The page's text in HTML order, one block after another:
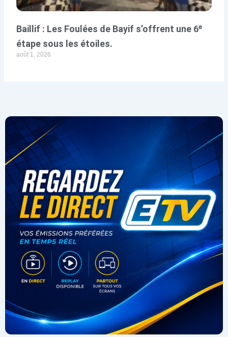
Baillif : Les Foulées de Bayif s’offrent une 6ᵉ
étape sous les étoiles.
août 1, 2026